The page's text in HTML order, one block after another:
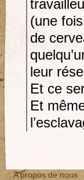
(une
de
leur
Et ce
Et
A propos de nous